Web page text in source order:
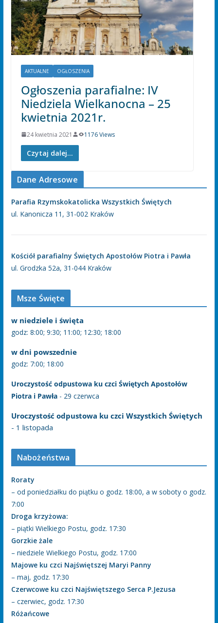
AKTUALNE OGŁOSZENIA
Ogłoszenia parafialne: IV
Niedziela Wielkanocna – 25
kwietnia 2021r.
24 kwietnia 2021 1176 Views
Czytaj dalej...
Dane Adresowe
Parafia Rzymskokatolicka Wszystkich Świętych
ul. Kanonicza 11, 31-002 Kraków
Kościół parafialny Świętych Apostołów Piotra i Pawła
ul. Grodzka 52a, 31-044 Kraków
Msze Święte
w niedziele i święta
godz: 8:00; 9:30; 11:00; 12:30; 18:00
w dni powszednie
godz: 7:00; 18:00
Uroczystość odpustowa ku czci Świętych Apostołów
Piotra i Pawła- 29 czerwca
Uroczystość odpustowa ku czci Wszystkich Świętych
- 1 listopada
Nabożeństwa
Roraty
– od poniedziałku do piątku o godz. 18:00, a w soboty o godz.
7:00
Droga krzyżowa:
– piątki Wielkiego Postu, godz. 17:30
Gorzkie żale
– niedziele Wielkiego Postu, godz. 17:00
Majowe ku czci Najświętszej Maryi Panny
– maj, godz. 17:30
Czerwcowe ku czci Najświętszego Serca P.Jezusa
– czerwiec, godz. 17:30
Różańcowe